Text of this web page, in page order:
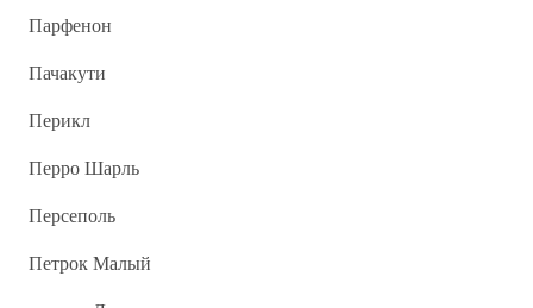
Парфенон
Пачакути
Перикл
Перро Шарль
Персеполь
Петрок Малый